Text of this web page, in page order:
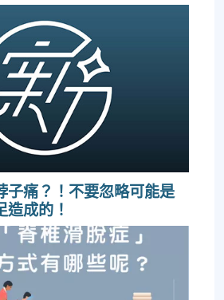
子痛？！不要忽略可能是
造成的！